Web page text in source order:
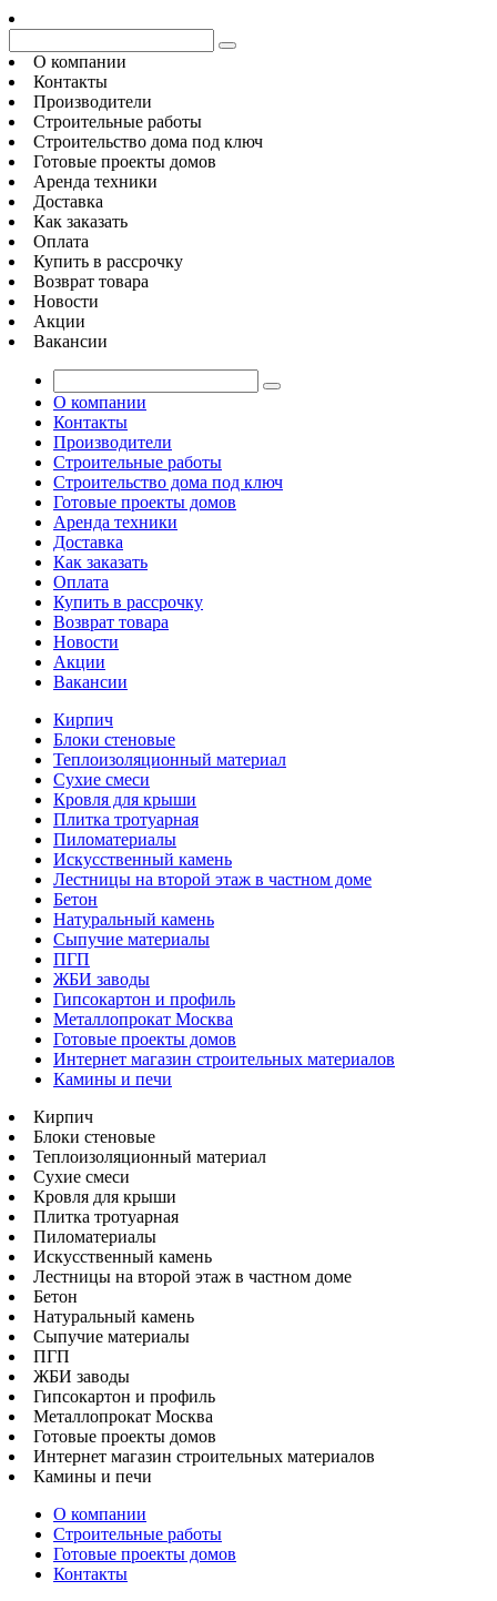
О компании
Контакты
Производители
Строительные работы
Строительство дома под ключ
Готовые проекты домов
Аренда техники
Доставка
Как заказать
Оплата
Купить в рассрочку
Возврат товара
Новости
Акции
Вакансии
О компании
Контакты
Производители
Строительные работы
Строительство дома под ключ
Готовые проекты домов
Аренда техники
Доставка
Как заказать
Оплата
Купить в рассрочку
Возврат товара
Новости
Акции
Вакансии
Кирпич
Блоки стеновые
Теплоизоляционный материал
Сухие смеси
Кровля для крыши
Плитка тротуарная
Пиломатериалы
Искусственный камень
Лестницы на второй этаж в частном доме
Бетон
Натуральный камень
Сыпучие материалы
ПГП
ЖБИ заводы
Гипсокартон и профиль
Металлопрокат Москва
Готовые проекты домов
Интернет магазин строительных материалов
Камины и печи
Кирпич
Блоки стеновые
Теплоизоляционный материал
Сухие смеси
Кровля для крыши
Плитка тротуарная
Пиломатериалы
Искусственный камень
Лестницы на второй этаж в частном доме
Бетон
Натуральный камень
Сыпучие материалы
ПГП
ЖБИ заводы
Гипсокартон и профиль
Металлопрокат Москва
Готовые проекты домов
Интернет магазин строительных материалов
Камины и печи
О компании
Строительные работы
Готовые проекты домов
Контакты